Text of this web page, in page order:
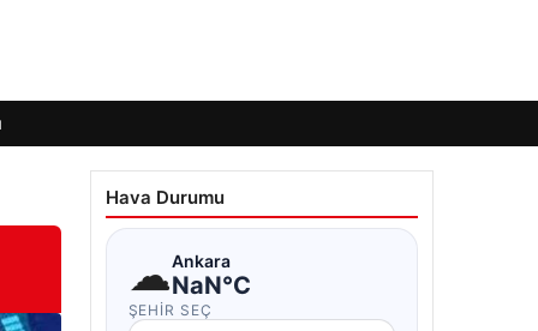
Hava Durumu
☁Ankara
NaN°C
ŞEHIR SEÇ